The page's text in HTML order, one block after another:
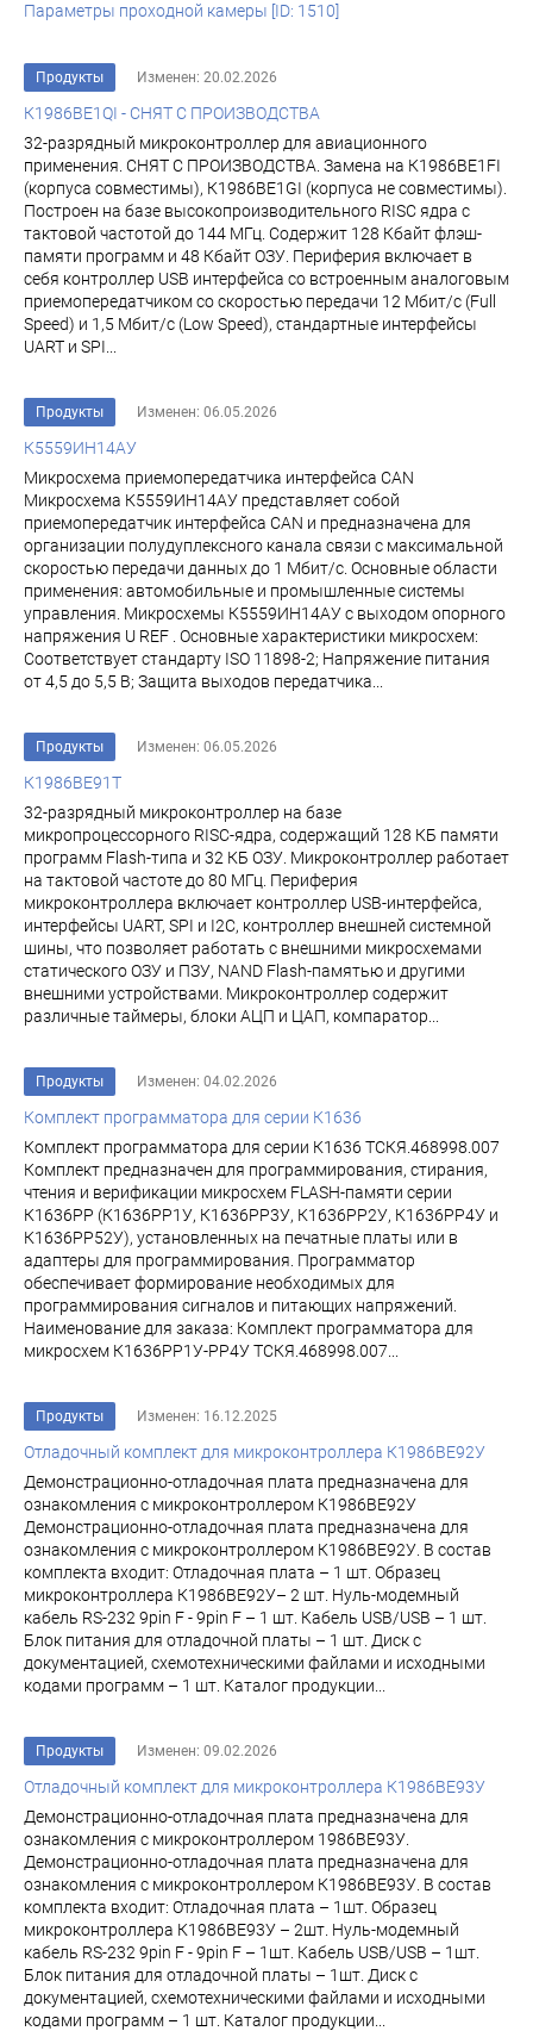
Параметры проходной камеры [ID: 1510]
Продукты Изменен: 20.02.2026
К1986ВЕ1QI - СНЯТ С ПРОИЗВОДСТВА
32-разрядный микроконтроллер для авиационного
применения. СНЯТ С ПРОИЗВОДСТВА. Замена на К1986ВЕ1FI
(корпуса совместимы), К1986ВЕ1GI (корпуса не совместимы).
Построен на базе высокопроизводительного RISC ядра с
тактовой частотой до 144 МГц. Содержит 128 Кбайт флэш-
памяти программ и 48 Кбайт ОЗУ. Периферия включает в
себя контроллер USB интерфейса со встроенным аналоговым
приемопередатчиком со скоростью передачи 12 Мбит/с (Full
Speed) и 1,5 Мбит/с (Low Speed), стандартные интерфейсы
UART и SPI...
Продукты Изменен: 06.05.2026
К5559ИН14АУ
Микросхема приемопередатчика интерфейса CAN
Микросхема К5559ИН14АУ представляет собой
приемопередатчик интерфейса CAN и предназначена для
организации полудуплексного канала связи с максимальной
скоростью передачи данных до 1 Мбит/с. Основные области
применения: автомобильные и промышленные системы
управления. Микросхемы К5559ИН14АУ с выходом опорного
напряжения U REF . Основные характеристики микросхем:
Соответствует стандарту ISO 11898-2; Напряжение питания
от 4,5 до 5,5 В; Защита выходов передатчика...
Продукты Изменен: 06.05.2026
К1986ВЕ91Т
32-разрядный микроконтроллер на базе
микропроцессорного RISC-ядра, содержащий 128 КБ памяти
программ Flash-типа и 32 КБ ОЗУ. Микроконтроллер работает
на тактовой частоте до 80 МГц. Периферия
микроконтроллера включает контроллер USB-интерфейса,
интерфейсы UART, SPI и I2C, контроллер внешней системной
шины, что позволяет работать с внешними микросхемами
статического ОЗУ и ПЗУ, NAND Flash-памятью и другими
внешними устройствами. Микроконтроллер содержит
различные таймеры, блоки АЦП и ЦАП, компаратор...
Продукты Изменен: 04.02.2026
Комплект программатора для серии К1636
Комплект программатора для серии К1636 ТСКЯ.468998.007
Комплект предназначен для программирования, стирания,
чтения и верификации микросхем FLASH-памяти серии
К1636РР (К1636РР1У, К1636РР3У, К1636РР2У, К1636РР4У и
К1636РР52У), установленных на печатные платы или в
адаптеры для программирования. Программатор
обеспечивает формирование необходимых для
программирования сигналов и питающих напряжений.
Наименование для заказа: Комплект программатора для
микросхем К1636РР1У-РР4У ТСКЯ.468998.007...
Продукты Изменен: 16.12.2025
Отладочный комплект для микроконтроллера К1986ВЕ92У
Демонстрационно-отладочная плата предназначена для
ознакомления с микроконтроллером К1986ВЕ92У
Демонстрационно-отладочная плата предназначена для
ознакомления с микроконтроллером К1986ВЕ92У. В состав
комплекта входит: Отладочная плата – 1 шт. Образец
микроконтроллера К1986ВЕ92У– 2 шт. Нуль-модемный
кабель RS-232 9pin F - 9pin F – 1 шт. Кабель USB/USB – 1 шт.
Блок питания для отладочной платы – 1 шт. Диск с
документацией, схемотехническими файлами и исходными
кодами программ – 1 шт. Каталог продукции...
Продукты Изменен: 09.02.2026
Отладочный комплект для микроконтроллера К1986ВЕ93У
Демонстрационно-отладочная плата предназначена для
ознакомления с микроконтроллером 1986ВЕ93У.
Демонстрационно-отладочная плата предназначена для
ознакомления с микроконтроллером К1986ВЕ93У. В состав
комплекта входит: Отладочная плата – 1шт. Образец
микроконтроллера К1986ВЕ93У – 2шт. Нуль-модемный
кабель RS-232 9pin F - 9pin F – 1шт. Кабель USB/USB – 1шт.
Блок питания для отладочной платы – 1шт. Диск с
документацией, схемотехническими файлами и исходными
кодами программ – 1 шт. Каталог продукции...